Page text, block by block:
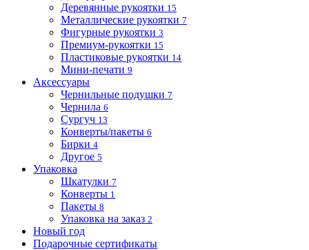
Деревянные рукоятки 15
Металлические рукоятки 7
Фигурные рукоятки 3
Премиум-рукоятки 15
Пластиковые рукоятки 14
Мини-печати 9
Аксессуары
Чернильные подушки 7
Чернила 6
Сургуч 13
Конверты/пакеты 6
Бирки 4
Другое 5
Упаковка
Шкатулки 7
Конверты 1
Пакеты 8
Упаковка на заказ 2
Новый год
Подарочные сертификаты